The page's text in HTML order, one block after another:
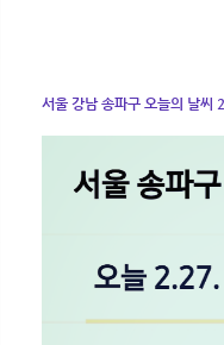
서울 강남 송파구 오늘의 날